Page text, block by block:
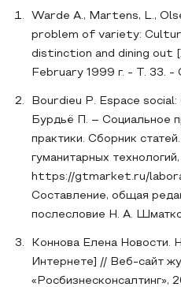
Warde A., Martens, L.,
problem of variety:
distinction and dining out
February 1999 г. - Т. 33. -
Bourdieu P. Espace
Бурдьё П. – Социальное
практики. Сборник
гуманитарных
https://gtmarket.ru/
Составление, общая
послесловие Н. А.
Коннова Елена Новости.
Интернете] // Веб-сайт
«Росбизнесконсалтинг»,